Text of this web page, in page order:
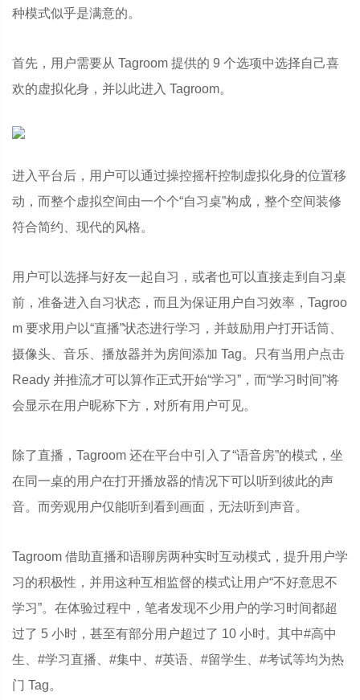
种模式似乎是满意的。
首先，用户需要从 Tagroom 提供的 9 个选项中选择自己喜
欢的虚拟化身，并以此进入 Tagroom。
进入平台后，用户可以通过操控摇杆控制虚拟化身的位置移
动，而整个虚拟空间由一个个“自习桌”构成，整个空间装修
符合简约、现代的风格。
用户可以选择与好友一起自习，或者也可以直接走到自习桌
前，准备进入自习状态，而且为保证用户自习效率，Tagroo
m 要求用户以“直播”状态进行学习，并鼓励用户打开话筒、
摄像头、音乐、播放器并为房间添加 Tag。只有当用户点击
Ready 并推流才可以算作正式开始“学习”，而“学习时间”将
会显示在用户昵称下方，对所有用户可见。
除了直播，Tagroom 还在平台中引入了“语音房”的模式，坐
在同一桌的用户在打开播放器的情况下可以听到彼此的声
音。而旁观用户仅能听到看到画面，无法听到声音。
Tagroom 借助直播和语聊房两种实时互动模式，提升用户学
习的积极性，并用这种互相监督的模式让用户“不好意思不
学习”。在体验过程中，笔者发现不少用户的学习时间都超
过了 5 小时，甚至有部分用户超过了 10 小时。其中#高中
生、#学习直播、#集中、#英语、#留学生、#考试等均为热
门 Tag。